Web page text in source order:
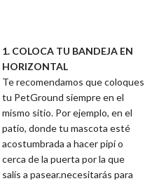
1. COLOCA TU BANDEJA EN
HORIZONTAL
Te recomendamos que coloques
tu PetGround siempre en el
mismo sitio. Por ejemplo, en el
patio, donde tu mascota esté
acostumbrada a hacer pipí o
cerca de la puerta por la que
salís a pasear.necesitarás para